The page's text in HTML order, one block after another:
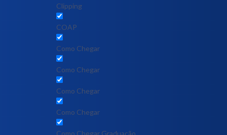
Clipping
COAP
Como Chegar
Como Chegar
Como Chegar
Como Chegar